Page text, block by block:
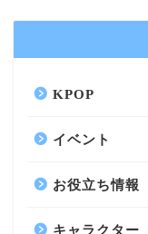
KPOP
イベント
お役立ち情報
キャラクター